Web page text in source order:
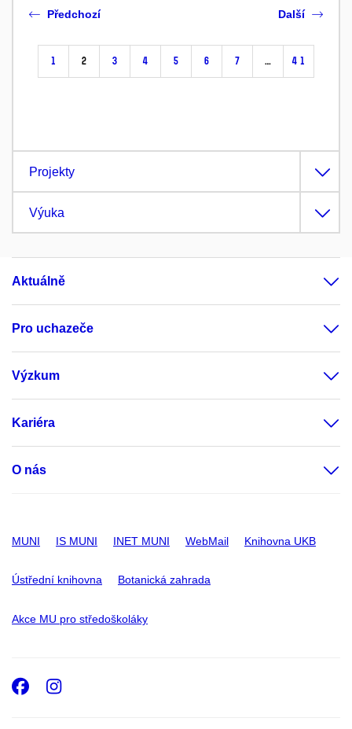
Předchozí
1 2 3 4 5 6 7 … 41
Další
Projekty
Výuka
Aktuálně
Pro uchazeče
Výzkum
Kariéra
O nás
MUNI IS MUNI INET MUNI WebMail Knihovna UKB
Ústřední knihovna Botanická zahrada
Akce MU pro středoškoláky
Facebook
Instagram